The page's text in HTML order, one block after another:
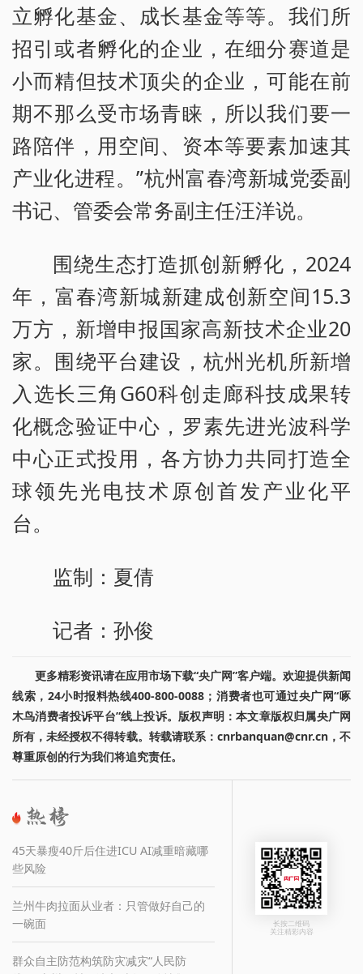
立孵化基金、成长基金等等。我们所
招引或者孵化的企业，在细分赛道是
小而精但技术顶尖的企业，可能在前
期不那么受市场青睐，所以我们要一
路陪伴，用空间、资本等要素加速其
产业化进程。”杭州富春湾新城党委副
书记、管委会常务副主任汪洋说。
围绕生态打造抓创新孵化，2024
年，富春湾新城新建成创新空间15.3
万方，新增申报国家高新技术企业20
家。围绕平台建设，杭州光机所新增
入选长三角G60科创走廊科技成果转
化概念验证中心，罗素先进光波科学
中心正式投用，各方协力共同打造全
球领先光电技术原创首发产业化平
台。
监制：夏倩
记者：孙俊
更多精彩资讯请在应用市场下载“央广网”客户端。欢迎提供新闻
线索，24小时报料热线400-800-0088；消费者也可通过央广网“啄
木鸟消费者投诉平台”线上投诉。版权声明：本文章版权归属央广网
所有，未经授权不得转载。转载请联系：cnrbanquan@cnr.cn，不
尊重原创的行为我们将追究责任。
45天暴瘦40斤后住进ICU AI减重暗藏哪
些风险
兰州牛肉拉面从业者：只管做好自己的
一碗面
群众自主防范构筑防灾减灾“人民防
长按二维码
关注精彩内容